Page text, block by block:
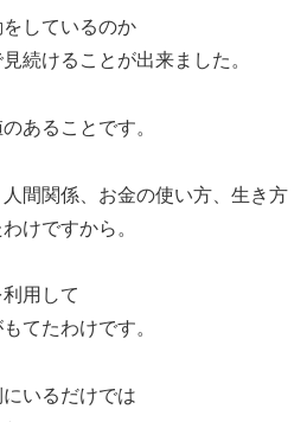
しているのか
続けることが出来ました。
あることです。
間関係、お金の使い方、生き方
けですから。
用して
てたわけです。
いるだけでは